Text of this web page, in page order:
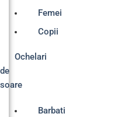
Femei
Copii
Ochelari
de
soare
Barbati